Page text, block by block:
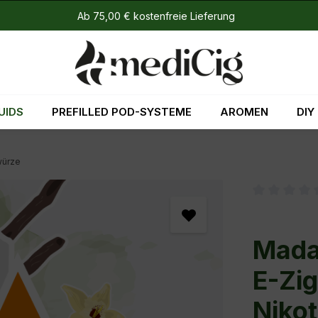
Ab 75,00 € kostenfreie Lieferung
PREFILLED POD-SYSTEME AROMEN DIY
E-